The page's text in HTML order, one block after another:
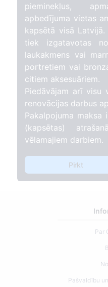
pieminekļus,
apbedījuma vietas
kapsētā visā
tiek izgatavotas
laukakmens vai
portretiem vai
citiem aksesuāriem.
Piedāvājam arī visu
renovācijas darbus
Pakalpojuma
(kapsētas)
vēlamajiem darbiem.
Pirkt
Par
Pašvaldību